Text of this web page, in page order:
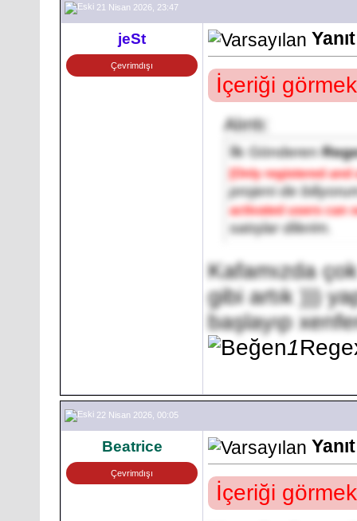
21 Nisan 2026, 23:47
jeSt
Çevrimdışı
İçeriği
Alıntı:
İlk Gönderen
[Only registered
projeni de
activated users can
satışlar dilerim.
Kafamızda
gibi artık )))
başlayıp
1
22 Nisan 2026, 00:05
Beatrice
Çevrimdışı
İçeriği